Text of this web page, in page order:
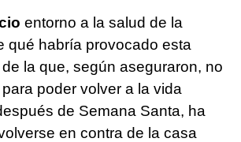
entorno a la salud de la
qué habría provocado esta
la que, según aseguraron, no
poder volver a la vida
de Semana Santa, ha
en contra de la casa